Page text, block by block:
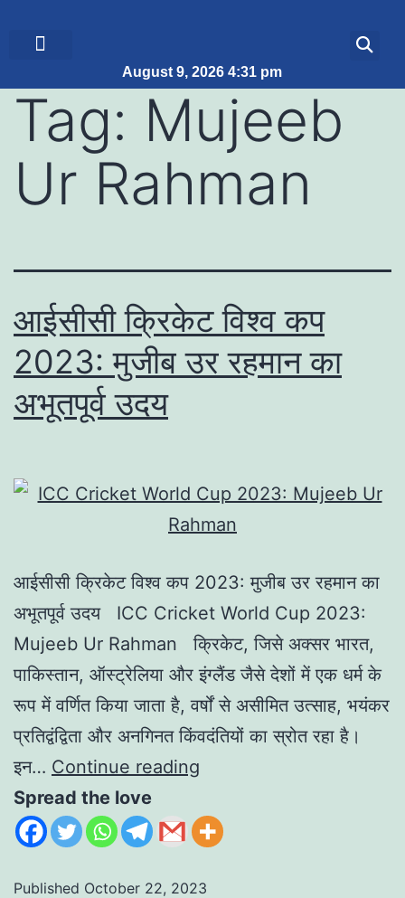
August 9, 2026 4:31 pm
Tag: Mujeeb
Ur Rahman
आईसीसी क्रिकेट विश्व कप
2023: मुजीब उर रहमान का
अभूतपूर्व उदय
आईसीसी क्रिकेट विश्व कप 2023: मुजीब उर रहमान का
अभूतपूर्व उदय ICC Cricket World Cup 2023:
Mujeeb Ur Rahman क्रिकेट, जिसे अक्सर भारत,
पाकिस्तान, ऑस्ट्रेलिया और इंग्लैंड जैसे देशों में एक धर्म के
रूप में वर्णित किया जाता है, वर्षों से असीमित उत्साह, भयंकर
प्रतिद्वंद्विता और अनगिनत किंवदंतियों का स्रोत रहा है।
इन… Continue reading
Spread the love
Published October 22, 2023